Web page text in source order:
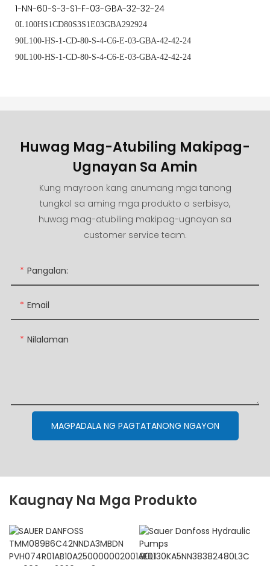
1-NN-60-S-3-S1-F-03-GBA-32-32-24
0L100HS1CD80S3S1E03GBA292924
90L100-HS-1-CD-80-S-4-C6-E-03-GBA-42-42-24
90L100-HS-1-CD-80-S-4-C6-E-03-GBA-42-42-24
Huwag Mag-Atubiling Makipag-
Ugnayan Sa Amin
Kung mayroon kang anumang mga tanong
tungkol sa aming mga produkto o serbisyo,
huwag mag-atubiling makipag-ugnayan sa
customer service team.
Pangalan:
Email
Nilalaman
MAGPADALA NG PAGTATANONG NGAYON
Kaugnay Na Mga Produkto